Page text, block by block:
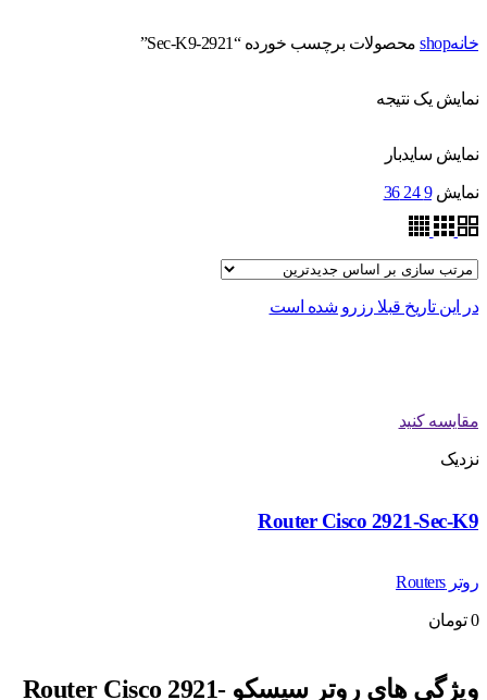
خانهshop محصولات برچسب خورده “2921-Sec-K9”
نمایش یک نتیجه
نمایش سایدبار
نمایش 9
24
36
در این تاریخ قبلا رزرو شده است
مقایسه کنید
نزدیک
Router Cisco 2921-Sec-K9
روتر Routers
0 تومان
ویژگی های روتر سیسکو Router Cisco 2921-